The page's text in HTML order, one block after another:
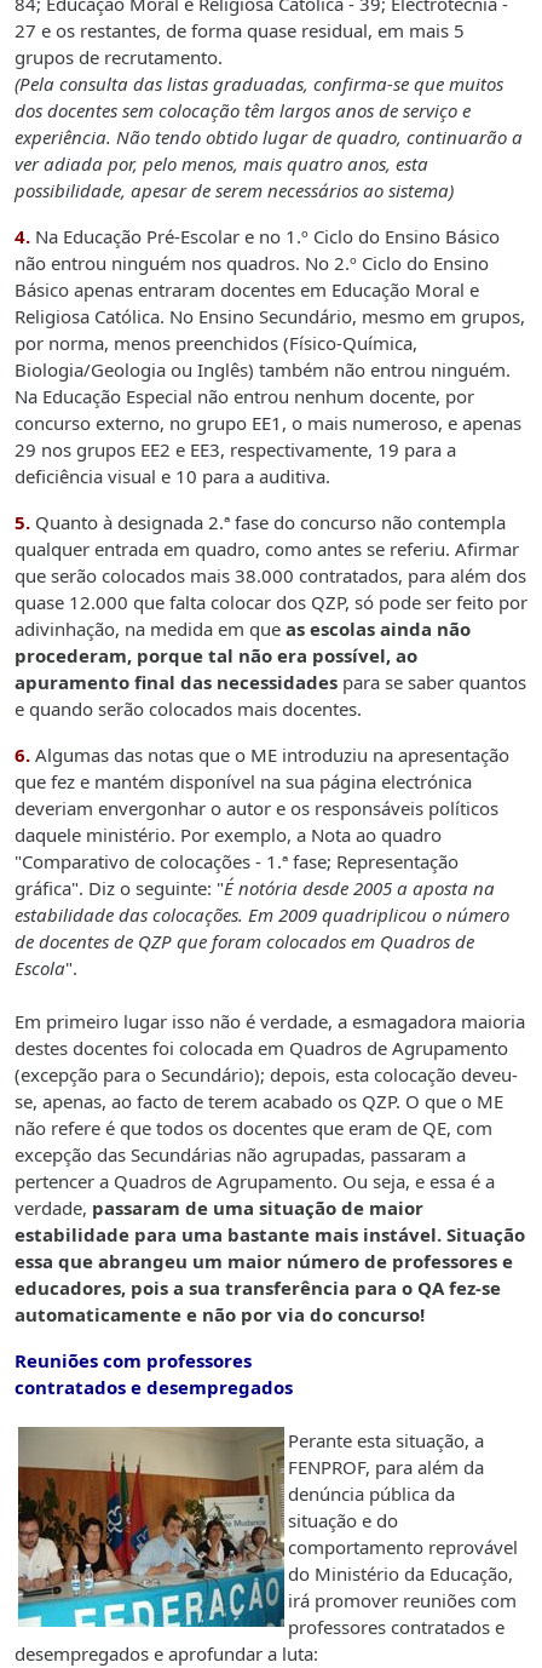
27 e os restantes, de forma quase residual, em mais 5
grupos de recrutamento.
(Pela consulta das listas graduadas, confirma-se que muitos
dos docentes sem colocação têm largos anos de serviço e
experiência. Não tendo obtido lugar de quadro, continuarão a
ver adiada por, pelo menos, mais quatro anos, esta
possibilidade, apesar de serem necessários ao sistema)
4. Na Educação Pré-Escolar e no 1.º Ciclo do Ensino Básico
não entrou ninguém nos quadros. No 2.º Ciclo do Ensino
Básico apenas entraram docentes em Educação Moral e
Religiosa Católica. No Ensino Secundário, mesmo em grupos,
por norma, menos preenchidos (Físico-Química,
Biologia/Geologia ou Inglês) também não entrou ninguém.
Na Educação Especial não entrou nenhum docente, por
concurso externo, no grupo EE1, o mais numeroso, e apenas
29 nos grupos EE2 e EE3, respectivamente, 19 para a
deficiência visual e 10 para a auditiva.
5. Quanto à designada 2.ª fase do concurso não contempla
qualquer entrada em quadro, como antes se referiu. Afirmar
que serão colocados mais 38.000 contratados, para além dos
quase 12.000 que falta colocar dos QZP, só pode ser feito por
adivinhação, na medida em que as escolas ainda não
procederam, porque tal não era possível, ao
apuramento final das necessidades para se saber quantos
e quando serão colocados mais docentes.
6. Algumas das notas que o ME introduziu na apresentação
que fez e mantém disponível na sua página electrónica
deveriam envergonhar o autor e os responsáveis políticos
daquele ministério. Por exemplo, a Nota ao quadro
"Comparativo de colocações - 1.ª fase; Representação
gráfica". Diz o seguinte: "É notória desde 2005 a aposta na
estabilidade das colocações. Em 2009 quadriplicou o número
de docentes de QZP que foram colocados em Quadros de
Escola".
Em primeiro lugar isso não é verdade, a esmagadora maioria
destes docentes foi colocada em Quadros de Agrupamento
(excepção para o Secundário); depois, esta colocação deveu-
se, apenas, ao facto de terem acabado os QZP. O que o ME
não refere é que todos os docentes que eram de QE, com
excepção das Secundárias não agrupadas, passaram a
pertencer a Quadros de Agrupamento. Ou seja, e essa é a
verdade, passaram de uma situação de maior
estabilidade para uma bastante mais instável. Situação
essa que abrangeu um maior número de professores e
educadores, pois a sua transferência para o QA fez-se
automaticamente e não por via do concurso!
Reuniões com professores
contratados e desempregados
Perante esta situação, a
FENPROF, para além da
denúncia pública da
situação e do
comportamento reprovável
do Ministério da Educação,
irá promover reuniões com
professores contratados e
desempregados e aprofundar a luta: